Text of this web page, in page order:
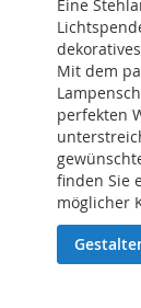
Eine
Mit dem
perfekten
finden Sie
möglicher